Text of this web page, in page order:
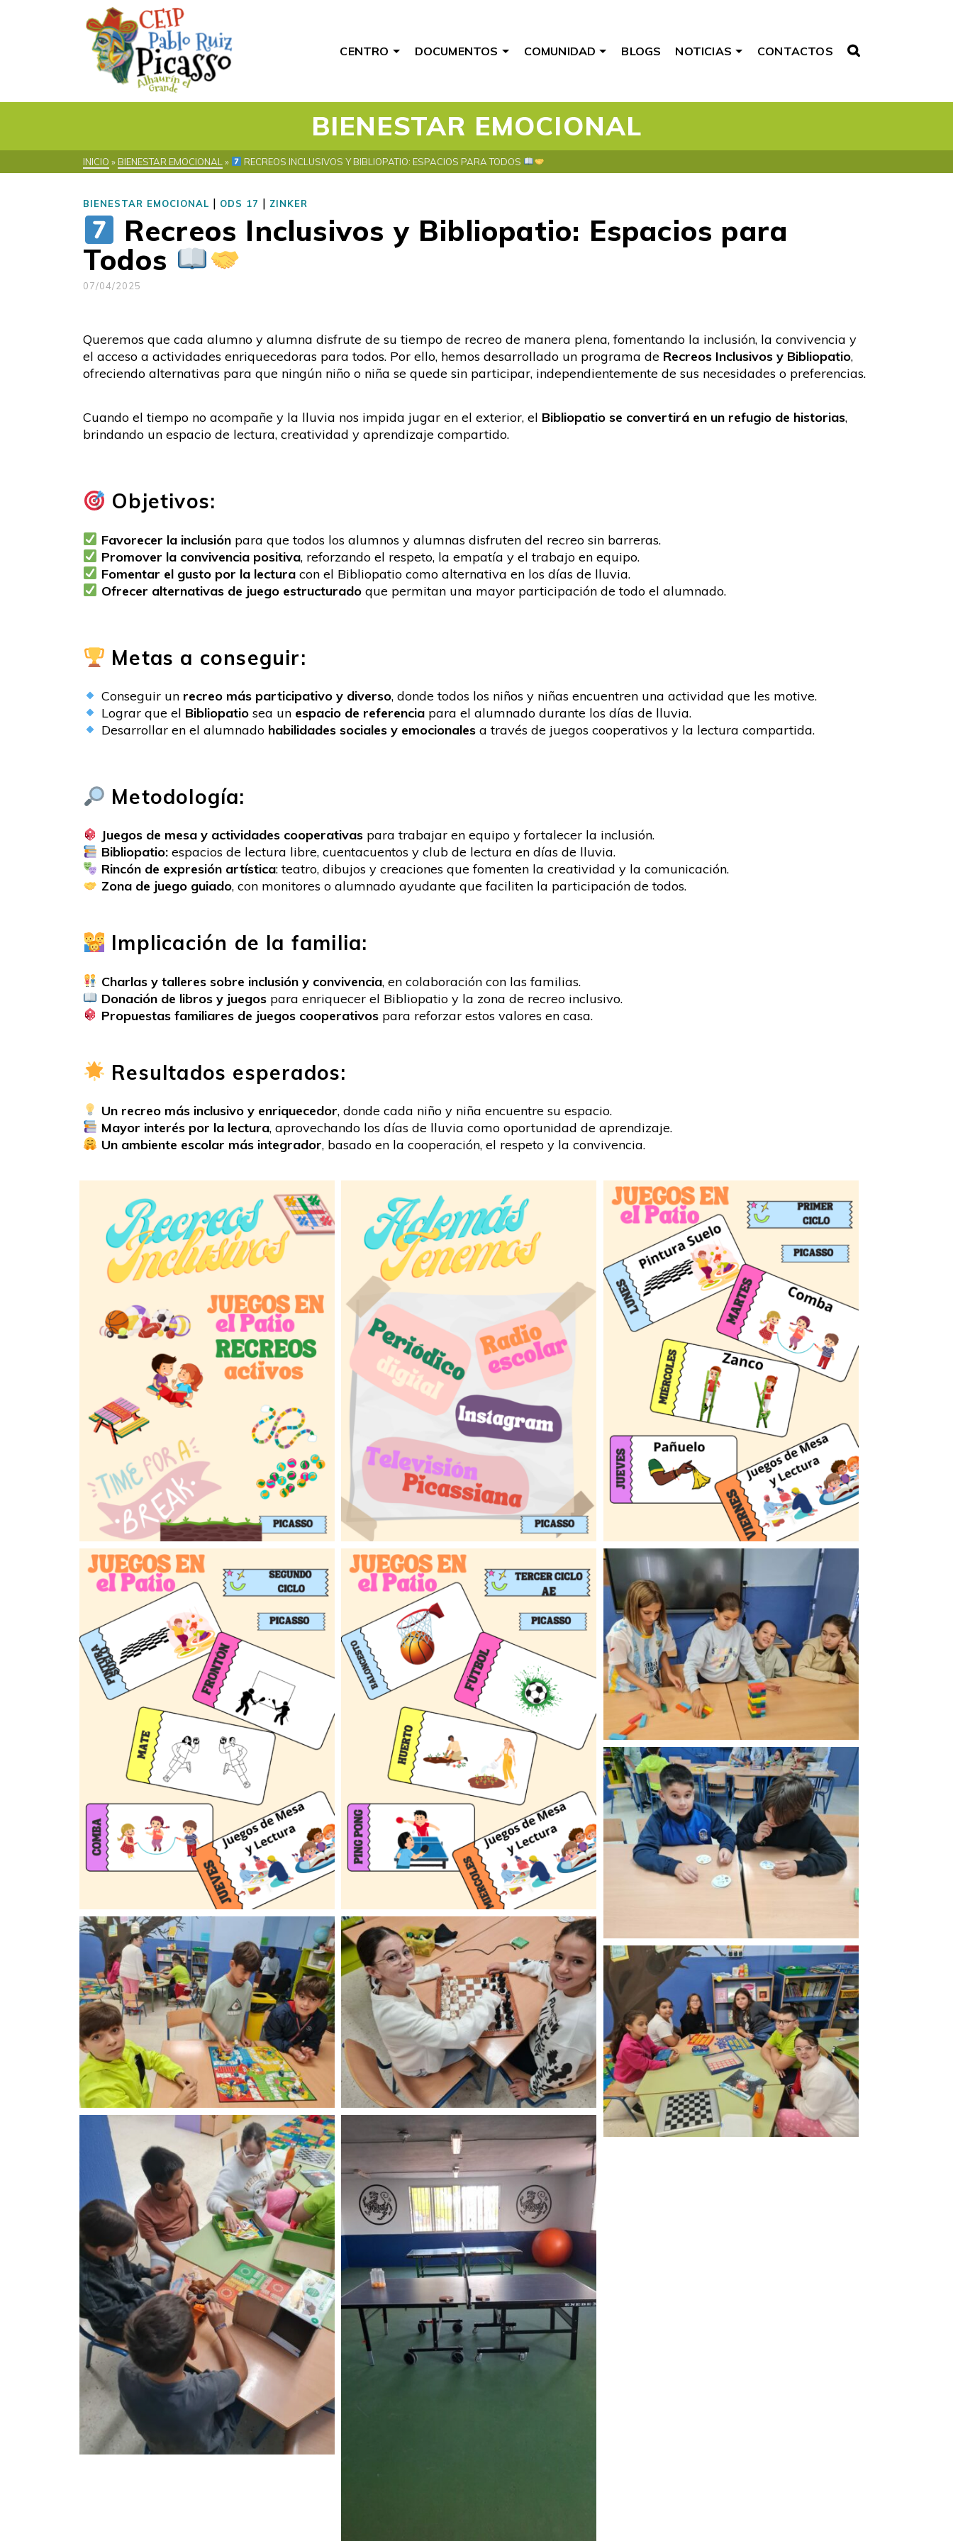
CENTRO DOCUMENTOS COMUNIDAD BLOGS NOTICIAS CONTACTOS
BIENESTAR EMOCIONAL
INICIO »BIENESTAR EMOCIONAL » RECREOS INCLUSIVOS Y BIBLIOPATIO: ESPACIOS PARA TODOS
BIENESTAR EMOCIONAL | ODS 17 | ZINKER
Recreos Inclusivos y Bibliopatio: Espacios para
Todos
07/04/2025
Queremos que cada alumno y alumna disfrute de su tiempo de recreo de manera plena, fomentando la inclusión, la convivencia y
el acceso a actividades enriquecedoras para todos. Por ello, hemos desarrollado un programa de Recreos Inclusivos y Bibliopatio,
ofreciendo alternativas para que ningún niño o niña se quede sin participar, independientemente de sus necesidades o preferencias.
Cuando el tiempo no acompañe y la lluvia nos impida jugar en el exterior, el Bibliopatio se convertirá en un refugio de historias,
brindando un espacio de lectura, creatividad y aprendizaje compartido.
Objetivos:
Favorecer la inclusiónpara que todos los alumnos y alumnas disfruten del recreo sin barreras.
Promover la convivencia positiva, reforzando el respeto, la empatía y el trabajo en equipo.
Fomentar el gusto por la lecturacon el Bibliopatio como alternativa en los días de lluvia.
Ofrecer alternativas de juego estructuradoque permitan una mayor participación de todo el alumnado.
Metas a conseguir:
Conseguir un recreo más participativo y diverso, donde todos los niños y niñas encuentren una actividad que les motive.
Lograr que el Bibliopatiosea un espacio de referenciapara el alumnado durante los días de lluvia.
Desarrollar en el alumnado habilidades sociales y emocionalesa través de juegos cooperativos y la lectura compartida.
Metodología:
Juegos de mesa y actividades cooperativaspara trabajar en equipo y fortalecer la inclusión.
Bibliopatio:espacios de lectura libre, cuentacuentos y club de lectura en días de lluvia.
Rincón de expresión artística: teatro, dibujos y creaciones que fomenten la creatividad y la comunicación.
Zona de juego guiado, con monitores o alumnado ayudante que faciliten la participación de todos.
Implicación de la familia:
Charlas y talleres sobre inclusión y convivencia, en colaboración con las familias.
Donación de libros y juegospara enriquecer el Bibliopatio y la zona de recreo inclusivo.
Propuestas familiares de juegos cooperativospara reforzar estos valores en casa.
Resultados esperados:
Un recreo más inclusivo y enriquecedor, donde cada niño y niña encuentre su espacio.
Mayor interés por la lectura, aprovechando los días de lluvia como oportunidad de aprendizaje.
Un ambiente escolar más integrador, basado en la cooperación, el respeto y la convivencia.